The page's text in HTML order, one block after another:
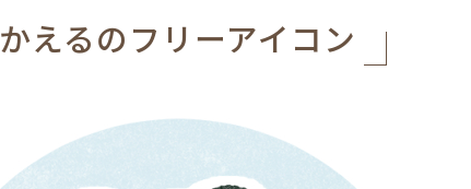
かえるのフリーアイコン